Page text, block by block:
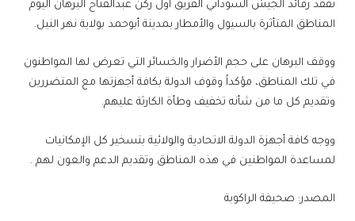
تفقد رقائد الجيش السوداني الفريق أول ركن عبدالفتاح البرهان اليوم
المناطق المتأثرة بالسيول والأمطار بمدينة أبوحمد بولاية نهر النيل.
ووقف البرهان على حجم الأضرار والخسائر التي تعرض لها المواطنون
في تلك المناطق، مؤكداً وقوف الدولة بكافة أجهزتها مع المتضررين
وتقديم كل ما من شأنه تخفيف وطأة الكارثة عليهم.
ووجه كافة أجهزة الدولة الاتحادية والولائية بتسخير كل الإمكانيات
لمساعدة المواطنين في هذه المناطق وتقديم الدعم والعون لهم .
المصدر: صحيفة الراكوبة